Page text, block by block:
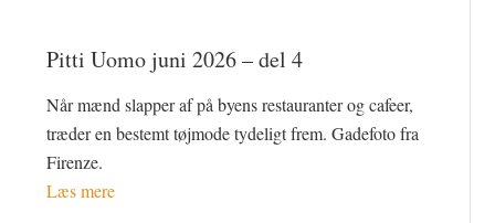
Pitti Uomo juni 2026 – del 4
Når mænd slapper af på byens restauranter og cafeer,
træder en bestemt tøjmode tydeligt frem. Gadefoto fra
Firenze.
Læs mere